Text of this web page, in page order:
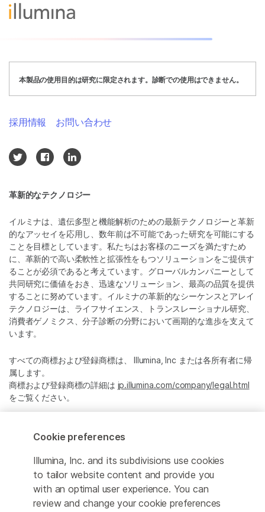
本製品の使用目的は研究に限定されます。診断での使用はできません。
革新的なテクノロジー
イルミナは、遺伝多型と機能解析のための最新テクノロジーと革新
的なアッセイを応用し、数年前は不可能であった研究を可能にする
ことを目標としています。私たちはお客様のニーズを満たすため
に、革新的で高い柔軟性と拡張性をもつソリューションをご提供す
ることが必須であると考えています。グローバルカンパニーとして
共同研究に価値をおき、迅速なソリューション、最高の品質を提供
することに努めています。イルミナの革新的なシーケンスとアレイ
テクノロジーは、ライフサイエンス、トランスレーショナル研究、
消費者ゲノミクス、分子診断の分野において画期的な進歩を支えて
います。
すべての商標および登録商標は、 Illumina, Inc または各所有者に帰
属します。
商標および登録商標の詳細は jp.illumina.com/company/legal.html
をご覧ください。
Cookie Management Center
プライバシーポリシ
採用情報 お問い合わせ
© 2026 Illumina, Inc. All rights reserved.
Cookie preferences
Illumina, Inc. and its subdivisions use cookies
to tailor website content and provide you
with an optimal user experience. You can
review and change your cookie preferences